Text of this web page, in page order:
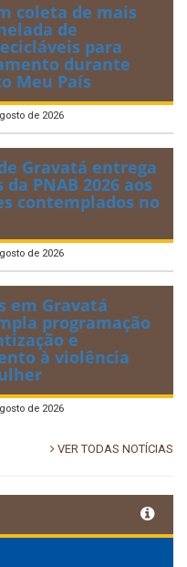
coleta de mais
de
para
durante
Meu País
de 2026
Gravatá entrega
PNAB 2026 aos
contemplados no
de 2026
em Gravatá
programação
e
à violência
de 2026
VER TODAS NOTÍCIAS